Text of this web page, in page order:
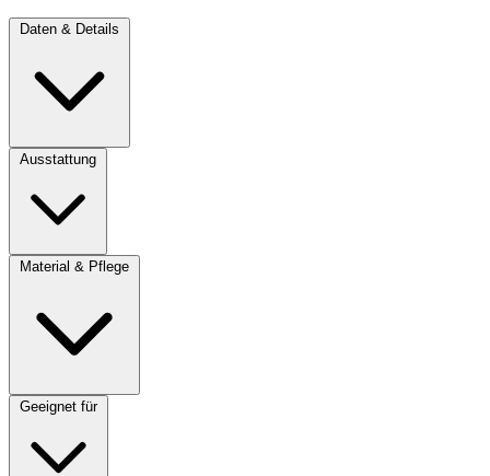
Daten & Details
Ausstattung
Material & Pflege
Geeignet für